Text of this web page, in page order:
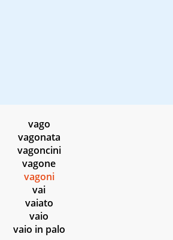
vago
vagonata
vagoncini
vagone
vagoni
vai
vaiato
vaio
vaio in palo